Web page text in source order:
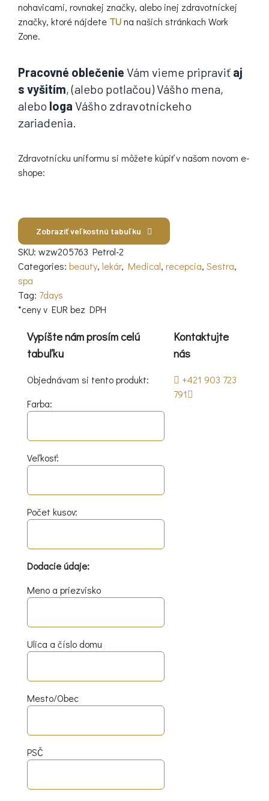
nohavicami, rovnakej značky, alebo inej zdravotníckej
značky, ktoré nájdete TUna našich stránkach Work
Zone.
Pracovné oblečenie Vám vieme pripraviť aj
s vyšitím, (alebo potlačou) Vášho mena,
alebo loga Vášho zdravotníckeho
zariadenia.
Zdravotnícku uniformu si môžete kúpiť v našom novom e-
shope:
Zobraziť veľkostnú tabuľku
SKU: wzw205763 Petrol-2
Categories: beauty, lekár, Medical, recepcia, Sestra,
spa
Tag: 7days
*ceny v EUR bez DPH
Vypíšte nám prosím celú
tabuľku
Objednávam si tento produkt:
Farba:
Veľkosť:
Počet kusov:
Dodacie údaje:
Meno a priezvisko
Ulica a číslo domu
Mesto/Obec
PSČ
Kontaktujte
nás
+421 903 723
791